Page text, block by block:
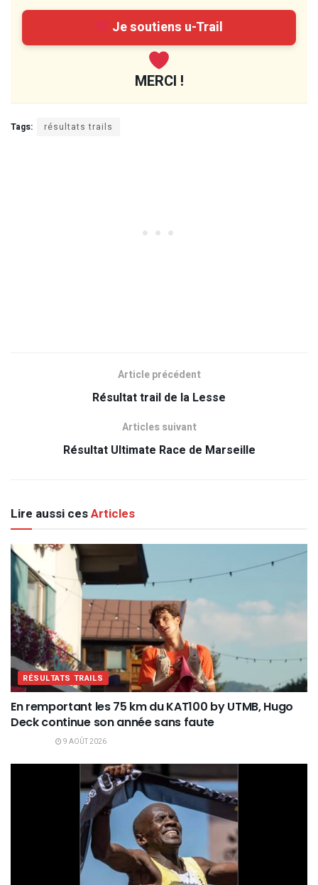
Je soutiens u-Trail
MERCI !
Tags: résultats trails
Article précédent
Résultat trail de la Lesse
Articles suivant
Résultat Ultimate Race de Marseille
Lire aussi cesArticles
RÉSULTATS TRAILS
En remportant les 75 km du KAT100 by UTMB, Hugo
Deck continue son année sans faute
9 AOÛT 2026